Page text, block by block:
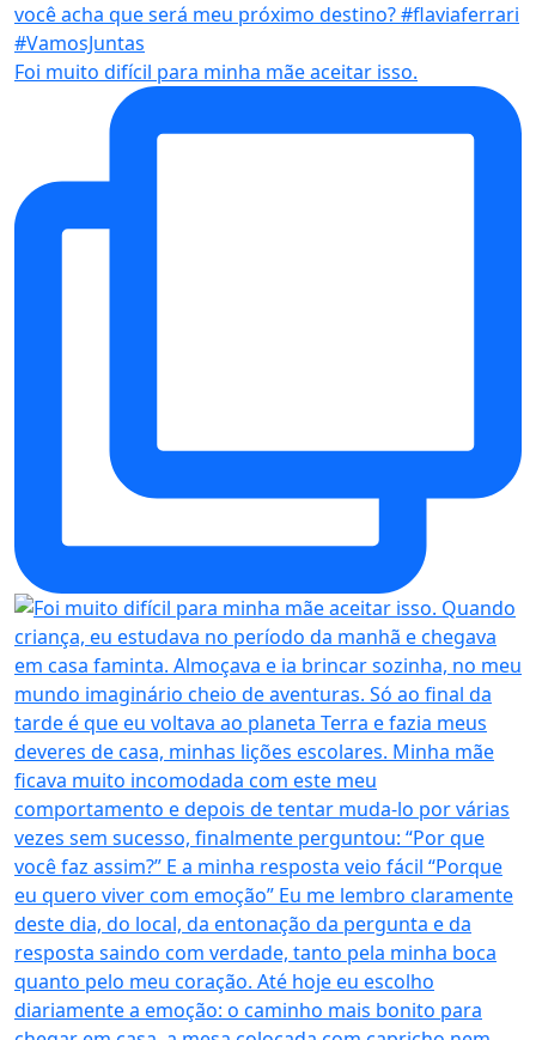
Foi muito difícil para minha mãe aceitar isso.